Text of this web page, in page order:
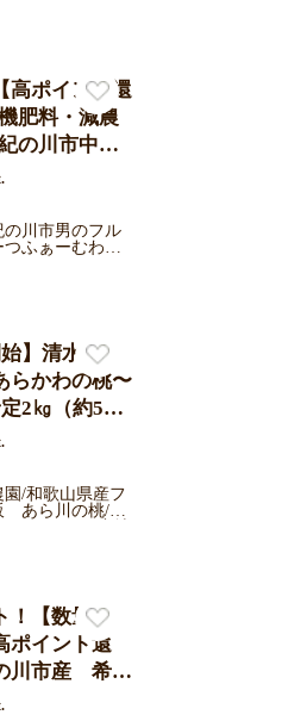
高ポイント還
肥料・減農
の川市中箱8
込み（一部
次発送
の川市男のフル
ふぁーむわか
始】清水白
かわの桃〜
2㎏（約5〜6
/和歌山県産フ
あら川の桃/い
！【数量限
ポイント還
川市産 希少
有機肥料・